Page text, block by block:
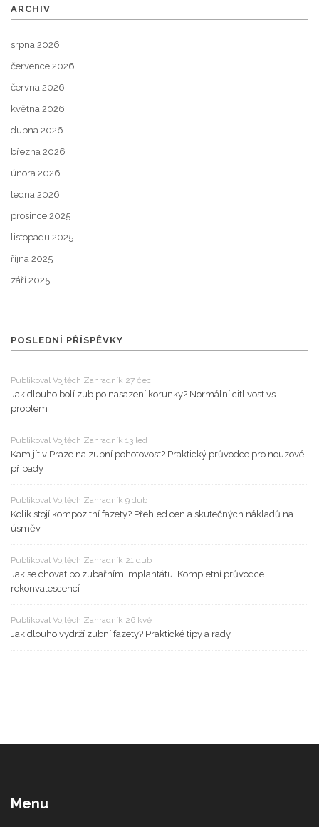
ARCHIV
srpna 2026
července 2026
června 2026
května 2026
dubna 2026
března 2026
února 2026
ledna 2026
prosince 2025
listopadu 2025
října 2025
září 2025
POSLEDNÍ PŘÍSPĚVKY
Publikoval Vojtěch Zahradník 27 čec
Jak dlouho bolí zub po nasazení korunky? Normální citlivost vs.
problém
Publikoval Vojtěch Zahradník 13 led
Kam jít v Praze na zubní pohotovost? Praktický průvodce pro nouzové
případy
Publikoval Vojtěch Zahradník 9 dub
Kolik stojí kompozitní fazety? Přehled cen a skutečných nákladů na
úsměv
Publikoval Vojtěch Zahradník 21 dub
Jak se chovat po zubařním implantátu: Kompletní průvodce
rekonvalescencí
Publikoval Vojtěch Zahradník 26 kvě
Jak dlouho vydrží zubní fazety? Praktické tipy a rady
Menu